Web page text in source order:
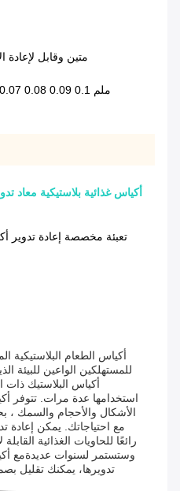
متين وقابل لإعادة
0.03 0.04 0.05 0.06 0.07 0.08 0.09 0.1 ملم
تعبئة مخصصة إعادة تدوير
أكياس الطعام البلاستيكية
للمستهلكين الواعين للبيئة
أكياس البلاستيك ذات
استخدامها عدة مرات. تتوفر
الأشكال والأحجام والسمك ،
مع احتياجاتك. يمكن إعادة
رائعًا للحاويات الغذائية
وستستمر لسنوات عديدةمع
تدويرها، يمكنك تقليل